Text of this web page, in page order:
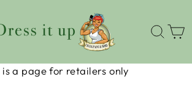
is a page for retailers only